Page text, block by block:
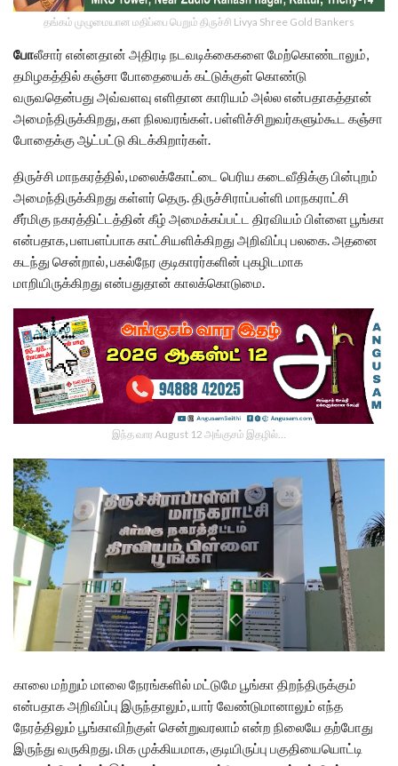
தங்கம் முழுமையான மதிப்பை பெறும் திருச்சி Livya Shree Gold Bankers
போலீசார் என்னதான் அதிரடி நடவடிக்கைகளை மேற்கொண்டாலும்,
தமிழகத்தில் கஞ்சா போதையைக் கட்டுக்குள் கொண்டு
வருவதென்பது அவ்வளவு எளிதான காரியம் அல்ல என்பதாகத்தான்
அமைந்திருக்கிறது, கள நிலவரங்கள். பள்ளிச்சிறுவர்களும்கூட கஞ்சா
போதைக்கு ஆட்பட்டு கிடக்கிறார்கள்.
திருச்சி மாநகரத்தில், மலைக்கோட்டை பெரிய கடைவீதிக்கு பின்புறம்
அமைந்திருக்கிறது கள்ளர் தெரு. திருச்சிராப்பள்ளி மாநகராட்சி
சீர்மிகு நகரத்திட்டத்தின் கீழ் அமைக்கப்பட்ட திரவியம் பிள்ளை பூங்கா
என்பதாக, பளபளப்பாக காட்சியளிக்கிறது அறிவிப்பு பலகை. அதனை
கடந்து சென்றால், பகல்நேர குடிகாரர்களின் புகழிடமாக
மாறியிருக்கிறது என்பதுதான் காலக்கொடுமை.
இந்த வார August 12 அங்குசம் இதழில்…
காலை மற்றும் மாலை நேரங்களில் மட்டுமே பூங்கா திறந்திருக்கும்
என்பதாக அறிவிப்பு இருந்தாலும், யார் வேண்டுமானாலும் எந்த
நேரத்திலும் பூங்காவிற்குள் சென்றுவரலாம் என்ற நிலையே தற்போது
இருந்து வருகிறது. மிக முக்கியமாக, குடியிருப்பு பகுதியையொட்டி